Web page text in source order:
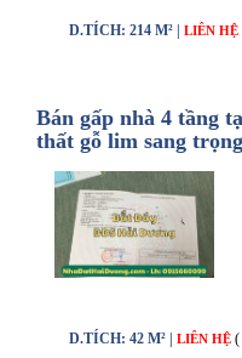
D.TÍCH: 214 M² | LIÊN HỆ
Bán gấp nhà 4 tầng
thất gỗ lim sang trọng
D.TÍCH: 42 M² | LIÊN HỆ (